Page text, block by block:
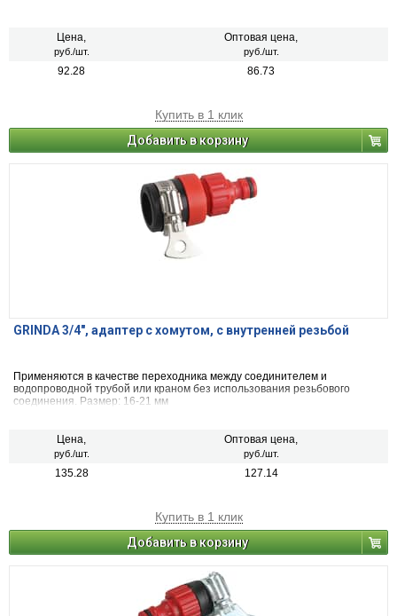
Цена,
руб./шт.
Оптовая цена,
руб./шт.
92.28 86.73
Купить в 1 клик
Добавить в корзину
GRINDA 3/4", адаптер с хомутом, с внутренней резьбой
Применяются в качестве переходника между соединителем и
водопроводной трубой или краном без использования резьбового
соединения. Размер: 16-21 мм
Цена,
руб./шт.
Оптовая цена,
руб./шт.
135.28 127.14
Купить в 1 клик
Добавить в корзину